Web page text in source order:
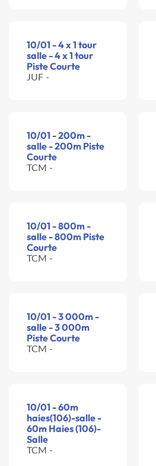
10/01 - 4 x 1 tour
salle - 4 x 1 tour
Piste Courte
JUF -
10/01 - 200m -
salle - 200m Piste
Courte
TCM -
10/01 - 800m -
salle - 800m Piste
Courte
TCM -
10/01 - 3 000m -
salle - 3 000m
Piste Courte
TCM -
10/01 - 60m
haies(106)-salle -
60m Haies (106)-
Salle
TCM -